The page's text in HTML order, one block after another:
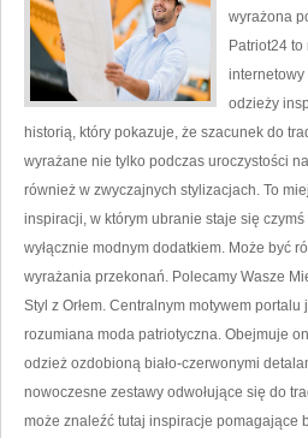
wyrażona
Patriot24 to
odzieży
historią, który pokazuje, że szacunek do
wyrażane nie tylko podczas uroczystości
również w zwyczajnych stylizacjach. To
inspiracji, w którym ubranie staje się
wyłącznie modnym dodatkiem. Może być
wyrażania przekonań. Polecamy Wasze
Styl z Orłem. Centralnym motywem portalu
rozumiana moda patriotyczna. Obejmuje
odzież ozdobioną biało-czerwonymi
nowoczesne zestawy odwołujące się do
może znaleźć tutaj inspiracje pomagające